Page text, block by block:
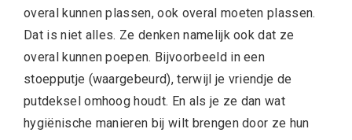
overal kunnen plassen, ook overal moeten plassen.
Dat is niet alles. Ze denken namelijk ook dat ze
overal kunnen poepen. Bijvoorbeeld in een
stoepputje (waargebeurd), terwijl je vriendje de
putdeksel omhoog houdt. En als je ze dan wat
hygiënische manieren bij wilt brengen door ze hun